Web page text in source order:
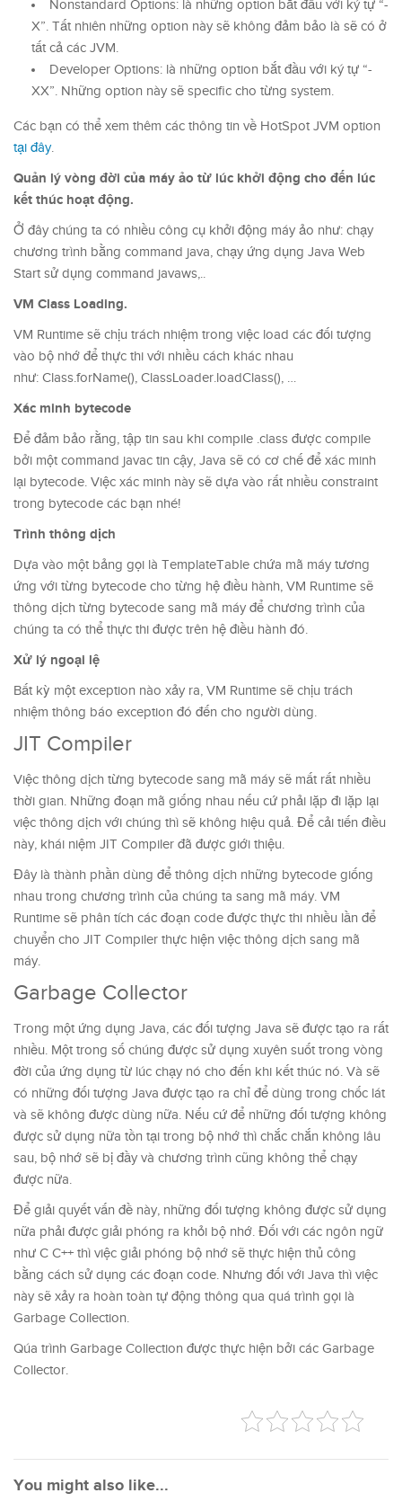
Nonstandard Options: là những option bắt đầu với ký tự “-
X”. Tất nhiên những option này sẽ không đảm bảo là sẽ có ở
tất cả các JVM.
Developer Options: là những option bắt đầu với ký tự “-
XX”. Những option này sẽ specific cho từng system.
Các bạn có thể xem thêm các thông tin về HotSpot JVM option
tại đây.
Quản lý vòng đời của máy ảo từ lúc khởi động cho đến lúc
kết thúc hoạt động.
Ở đây chúng ta có nhiều công cụ khởi động máy ảo như: chạy
chương trình bằng command java, chạy ứng dụng Java Web
Start sử dụng command javaws,..
VM Class Loading.
VM Runtime sẽ chịu trách nhiệm trong việc load các đối tượng
vào bộ nhớ để thực thi với nhiều cách khác nhau
như: Class.forName(), ClassLoader.loadClass(), …
Xác minh bytecode
Để đảm bảo rằng, tập tin sau khi compile .class được compile
bởi một command javac tin cậy, Java sẽ có cơ chế để xác minh
lại bytecode. Việc xác minh này sẽ dựa vào rất nhiều constraint
trong bytecode các bạn nhé!
Trình thông dịch
Dựa vào một bảng gọi là TemplateTable chứa mã máy tương
ứng với từng bytecode cho từng hệ điều hành, VM Runtime sẽ
thông dịch từng bytecode sang mã máy để chương trình của
chúng ta có thể thực thi được trên hệ điều hành đó.
Xử lý ngoại lệ
Bất kỳ một exception nào xảy ra, VM Runtime sẽ chịu trách
nhiệm thông báo exception đó đến cho người dùng.
JIT Compiler
Việc thông dịch từng bytecode sang mã máy sẽ mất rất nhiều
thời gian. Những đoạn mã giống nhau nếu cứ phải lặp đi lặp lại
việc thông dịch với chúng thì sẽ không hiệu quả. Để cải tiến điều
này, khái niệm JIT Compiler đã được giới thiệu.
Đây là thành phần dùng để thông dịch những bytecode giống
nhau trong chương trình của chúng ta sang mã máy. VM
Runtime sẽ phân tích các đoạn code được thực thi nhiều lần để
chuyển cho JIT Compiler thực hiện việc thông dịch sang mã
máy.
Garbage Collector
Trong một ứng dụng Java, các đối tượng Java sẽ được tạo ra rất
nhiều. Một trong số chúng được sử dụng xuyên suốt trong vòng
đời của ứng dụng từ lúc chạy nó cho đến khi kết thúc nó. Và sẽ
có những đối tượng Java được tạo ra chỉ để dùng trong chốc lát
và sẽ không được dùng nữa. Nếu cứ để những đối tượng không
được sử dụng nữa tồn tại trong bộ nhớ thì chắc chắn không lâu
sau, bộ nhớ sẽ bị đầy và chương trình cũng không thể chạy
được nữa.
Để giải quyết vấn đề này, những đối tượng không được sử dụng
nữa phải được giải phóng ra khỏi bộ nhớ. Đối với các ngôn ngữ
như C C++ thì việc giải phóng bộ nhớ sẽ thực hiện thủ công
bằng cách sử dụng các đoạn code. Nhưng đối với Java thì việc
này sẽ xảy ra hoàn toàn tự động thông qua quá trình gọi là
Garbage Collection.
Qúa trình Garbage Collection được thực hiện bởi các Garbage
Collector.
You might also like...